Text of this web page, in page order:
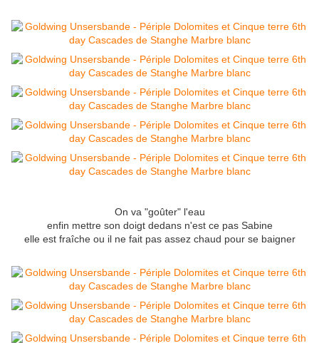
On va "goûter" l'eau
enfin mettre son doigt dedans n'est ce pas Sabine
elle est fraîche ou il ne fait pas assez chaud pour se baigner